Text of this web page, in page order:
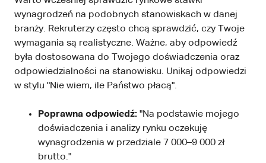
wynagrodzeń na podobnych stanowiskach w danej
branży. Rekruterzy często chcą sprawdzić, czy Twoje
wymagania są realistyczne. Ważne, aby odpowiedź
była dostosowana do Twojego doświadczenia oraz
odpowiedzialności na stanowisku. Unikaj odpowiedzi
w stylu "Nie wiem, ile Państwo płacą".
Poprawna odpowiedź: "Na podstawie mojego
doświadczenia i analizy rynku oczekuję
wynagrodzenia w przedziale 7 000–9 000 zł
brutto."